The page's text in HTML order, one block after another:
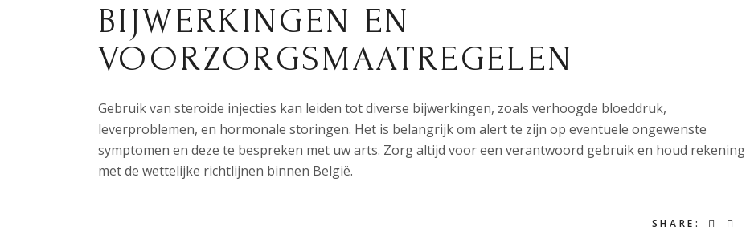
BIJWERKINGEN EN
VOORZORGSMAATREGELEN
Gebruik van steroide injecties kan leiden tot diverse bijwerkingen, zoals verhoogde bloeddruk,
leverproblemen, en hormonale storingen. Het is belangrijk om alert te zijn op eventuele ongewenste
symptomen en deze te bespreken met uw arts. Zorg altijd voor een verantwoord gebruik en houd rekening
met de wettelijke richtlijnen binnen België.
SHARE: